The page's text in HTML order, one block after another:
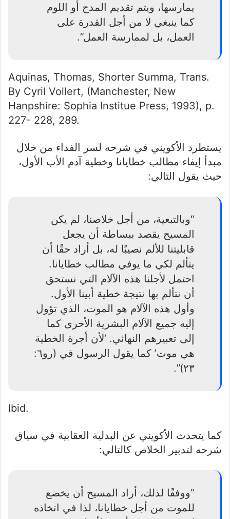
يمارسها، ويتم تقديم المدح أو اللوم
كما ينبغي لا من أجل القدرة على
العمل، بل لممارسة العمل”.
Aquinas, Thomas, Shorter Summa, Trans.
By Cyril Vollert, (Manchester, New
Hanpshire: Sophia Institue Press, 1993), p.
227- 228, 289.
يستطرد الأكويني في شرحه لسر الفداء من خلال
مبدأ إيفاء مطالب خطايانا وخطية آدم الأب الأول،
حيث يقول التالي:
“وبالتبعية، من أجل خلاصنا، لم يكن
المسيح يقصد ببساطة أن يجعل
قابليتنا للألم نصيبًا له، بل أراد حقًا أن
يتألم لكي ما يوفي مطالب خطايانا.
احتمل لأجلنا هذه الآلام التي نستحق
أن نتألم بها نتيجة خطية أبينا الأول.
وأول هذه الآلام هو الموت، الذي تؤول
إليه جميع الآلام البشرية الأخرى كما
إلى تعبيرهم النهائي. ‘لأن أجرة الخطية
هي موت’ كما يقول الرسول في (رو٦:
٢٣)”.
Ibid.
كما يتحدث الأكويني عن البدلية العقابية في سياق
شرحه لتدبير الخلاص كالتالي:
“ووفقًا لذلك، أراد المسيح أن يخضع
للموت من أجل خطايانا، لذا في اتخاذه